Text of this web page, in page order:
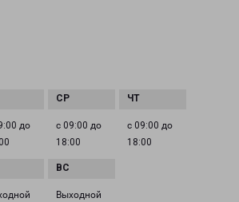
до
с 09:00 до
18:00
с 09:00 до
18:00
Выходной